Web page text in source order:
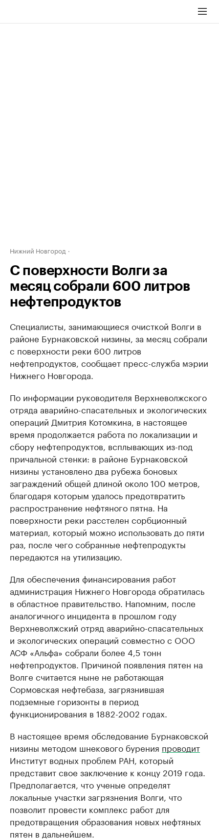
Нижний Новгород
С поверхности Волги за
месяц собрали 600 литров
нефтепродуктов
Специалисты, занимающиеся очисткой Волги в
районе Бурнаковской низины, за месяц собрали
с поверхности реки 600 литров
нефтепродуктов, сообщает пресс-служба мэрии
Нижнего Новгорода.
По информации руководителя Верхневолжского
отряда аварийно-спасательных и экологических
операций Дмитрия Котомкина, в настоящее
время продолжается работа по локализации и
сбору нефтепродуктов, всплывающих из-под
причальной стенки: в районе Бурнаковской
низины установлено два рубежа боновых
заграждений общей длиной около 100 метров,
благодаря которым удалось предотвратить
распространение нефтяного пятна. На
поверхности реки расстелен сорбционный
материал, который можно использовать до пяти
раз, после чего собранные нефтепродукты
передаются на утилизацию.
Для обеспечения финансирования работ
администрация Нижнего Новгорода обратилась
в областное правительство. Напомним, после
аналогичного инцидента в прошлом году
Верхневолжский отряд аварийно-спасательных
и экологических операций совместно с ООО
АСФ «Альфа» собрали более 4,5 тонн
нефтепродуктов. Причиной появления пятен на
Волге считается ныне не работающая
Сормовская нефтебаза, загрязнившая
подземные горизонты в период
функционирования в 1882-2002 годах.
В настоящее время обследование Бурнаковской
низины методом шнекового бурения проводит
Институт водных проблем РАН, который
представит свое заключение к концу 2019 года.
Предполагается, что ученые определят
локальные участки загрязнения Волги, что
позволит провести комплекс работ для
предотвращения образования новых нефтяных
пятен в дальнейшем.